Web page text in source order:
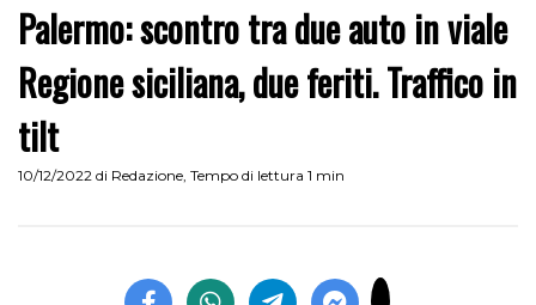
Palermo: scontro tra due auto in viale
Regione siciliana, due feriti. Traffico in
tilt
10/12/2022 di Redazione, Tempo di lettura 1 min